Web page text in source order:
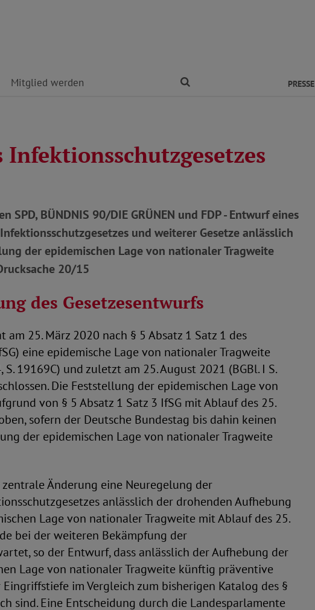
Mitglied werden PRESSE
SPD, BÜNDNIS 90/DIE GRÜNEN und FDP - Entwurf eines
und weiterer Gesetze anlässlich
der epidemischen Lage von nationaler Tragweite
20/15
des Gesetzesentwurfs
am 25. März 2020 nach § 5 Absatz 1 Satz 1 des
eine epidemische Lage von nationaler Tragweite
19169C) und zuletzt am 25. August 2021 (BGBl. I S.
Die Feststellung der epidemischen Lage von
von § 5 Absatz 1 Satz 3 IfSG mit Ablauf des 25.
sofern der Deutsche Bundestag bis dahin keinen
der epidemischen Lage von nationaler Tragweite
Änderung eine Neuregelung der
anlässlich der drohenden Aufhebung
Lage von nationaler Tragweite mit Ablauf des 25.
bei der weiteren Bekämpfung der
so der Entwurf, dass anlässlich der Aufhebung der
Lage von nationaler Tragweite künftig präventive
im Vergleich zum bisherigen Katalog des §
sind. Eine Entscheidung durch die Landesparlamente